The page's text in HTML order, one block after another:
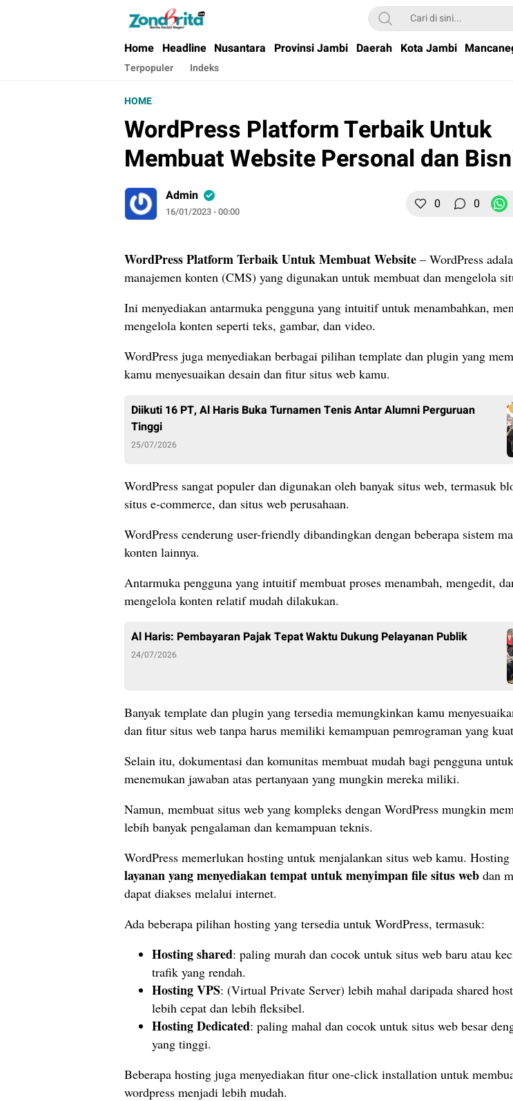
Berita Harian Negeri
Home Headline Nusantara Provinsi Jambi Daerah Kota Jambi
Terpopuler Indeks
HOME
WordPress Platform Terbaik Untuk
Membuat Website Personal dan
Admin
16/01/2023 - 00:00 0 0
WordPress Platform Terbaik Untuk Membuat Website – WordPress
manajemen konten (CMS) yang digunakan untuk membuat dan mengelola
Ini menyediakan antarmuka pengguna yang intuitif untuk menambahkan,
mengelola konten seperti teks, gambar, dan video.
WordPress juga menyediakan berbagai pilihan template dan plugin yang
kamu menyesuaikan desain dan fitur situs web kamu.
Diikuti 16 PT, Al Haris Buka Turnamen Tenis Antar Alumni Perguruan
Tinggi
25/07/2026
WordPress sangat populer dan digunakan oleh banyak situs web, termasuk
situs e-commerce, dan situs web perusahaan.
WordPress cenderung user-friendly dibandingkan dengan beberapa sistem
konten lainnya.
Antarmuka pengguna yang intuitif membuat proses menambah, mengedit,
mengelola konten relatif mudah dilakukan.
Al Haris: Pembayaran Pajak Tepat Waktu Dukung Pelayanan Publik
24/07/2026
Banyak template dan plugin yang tersedia memungkinkan kamu
dan fitur situs web tanpa harus memiliki kemampuan pemrograman yang
Selain itu, dokumentasi dan komunitas membuat mudah bagi pengguna untuk
menemukan jawaban atas pertanyaan yang mungkin mereka miliki.
Namun, membuat situs web yang kompleks dengan WordPress mungkin
lebih banyak pengalaman dan kemampuan teknis.
WordPress memerlukan hosting untuk menjalankan situs web kamu. Hosting
layanan yang menyediakan tempat untuk menyimpan file situs web dan
dapat diakses melalui internet.
Ada beberapa pilihan hosting yang tersedia untuk WordPress, termasuk:
Hosting shared: paling murah dan cocok untuk situs web baru atau
trafik yang rendah.
Hosting VPS: (Virtual Private Server) lebih mahal daripada shared
lebih cepat dan lebih fleksibel.
Hosting Dedicated: paling mahal dan cocok untuk situs web besar
yang tinggi.
Beberapa hosting juga menyediakan fitur one-click installation untuk
wordpress menjadi lebih mudah.